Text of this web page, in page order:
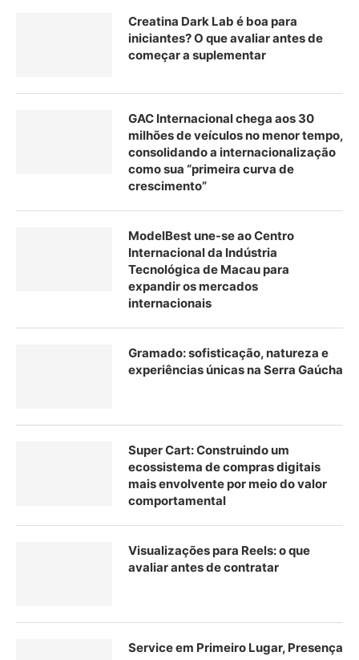
Creatina Dark Lab é boa para
iniciantes? O que avaliar antes de
começar a suplementar
GAC Internacional chega aos 30
milhões de veículos no menor tempo,
consolidando a internacionalização
como sua “primeira curva de
crescimento”
ModelBest une-se ao Centro
Internacional da Indústria
Tecnológica de Macau para
expandir os mercados
internacionais
Gramado: sofisticação, natureza e
experiências únicas na Serra Gaúcha
Super Cart: Construindo um
ecossistema de compras digitais
mais envolvente por meio do valor
comportamental
Visualizações para Reels: o que
avaliar antes de contratar
Service em Primeiro Lugar, Presença